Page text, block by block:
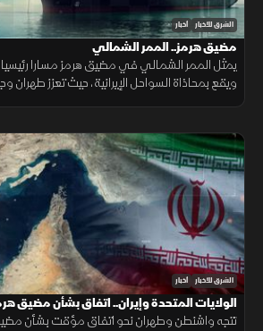
الشرق للأخبار أخبار
مضيق هرمز.. الممر الشمالي
يمثل الممر الشمالي في مضيق هرمز مسارا رئيسيا
ويقع بمحاذاة السواحل الإيرانية، حيث تعزز طهران
الشرق للأخبار أخبار
الولايات المتحدة وإيران.. اتفاق بشأن مضيق
تتجه واشنطن وطهران نحو اتفاق مؤقت بشأن